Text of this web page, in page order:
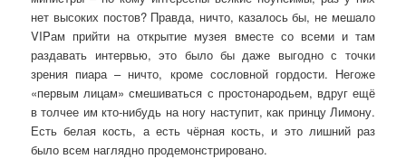
нет высоких постов? Правда, ничто, казалось бы, не мешало
VIPам прийти на открытие музея вместе со всеми и там
раздавать интервью, это было бы даже выгодно с точки
зрения пиара – ничто, кроме сословной гордости. Негоже
«первым лицам» смешиваться с простонародьем, вдруг ещё
в толчее им кто-нибудь на ногу наступит, как принцу Лимону.
Есть белая кость, а есть чёрная кость, и это лишний раз
было всем наглядно продемонстрировано.